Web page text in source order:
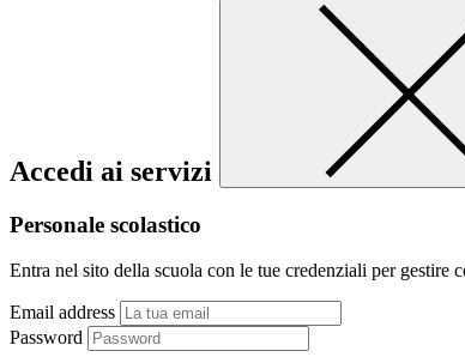
Accedi ai servizi
Personale scolastico
Entra nel sito della scuola con le tue credenziali per
Email address
Password